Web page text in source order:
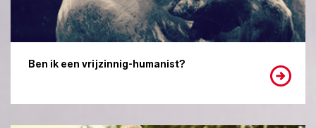
Ben ik een vrijzinnig-humanist?